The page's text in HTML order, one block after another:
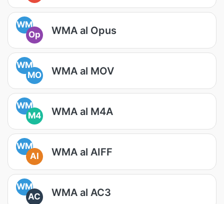
WM
Op
WMA al Opus
WM
MO
WMA al MOV
WM
M4
WMA al M4A
WM
AI
WMA al AIFF
WM
AC
WMA al AC3